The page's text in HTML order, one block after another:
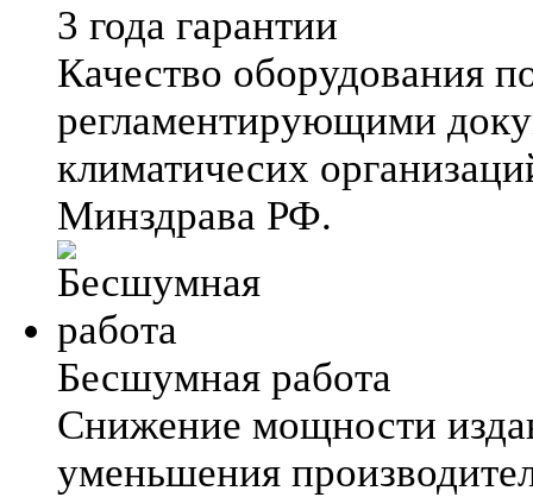
3 года гарантии
Качество оборудования
регламентирующими
климатичесих
Минздрава РФ.
Бесшумная работа
Снижение мощности
уменьшения